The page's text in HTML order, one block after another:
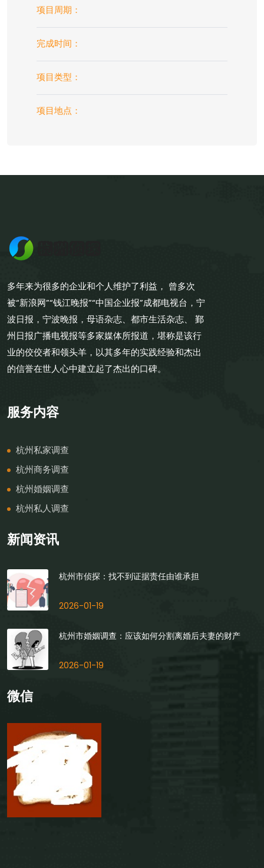
项目周期：
完成时间：
项目类型：
项目地点：
多年来为很多的企业和个人维护了利益， 曾多次
被“新浪网”“钱江晚报”“中国企业报”成都电视台，宁
波日报，宁波晚报，母语杂志、都市生活杂志、 鄞
州日报广播电视报等多家媒体所报道，堪称是该行
业的佼佼者和领头羊，以其多年的实践经验和杰出
的信誉在世人心中建立起了杰出的口碑。
服务内容
杭州私家调查
杭州商务调查
杭州婚姻调查
杭州私人调查
新闻资讯
杭州市侦探：找不到证据责任由谁承担
2026-01-19
杭州市婚姻调查：应该如何分割离婚后夫妻的财产
2026-01-19
微信